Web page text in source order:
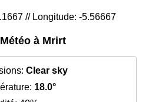
// Longitude: -5.56667
Météo à Mrirt
Clear sky
18.0°